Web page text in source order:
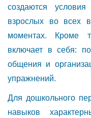
создаются
взрослых во всех
моментах. Кроме
включает в себя:
общения и
упражнений.
Для дошкольного
навыков